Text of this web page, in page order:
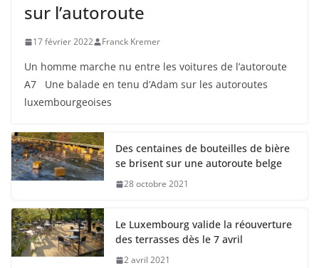
sur l’autoroute
17 février 2022 Franck Kremer
Un homme marche nu entre les voitures de l’autoroute
A7 Une balade en tenu d’Adam sur les autoroutes
luxembourgeoises
Des centaines de bouteilles de bière
se brisent sur une autoroute belge
28 octobre 2021
Le Luxembourg valide la réouverture
des terrasses dès le 7 avril
2 avril 2021